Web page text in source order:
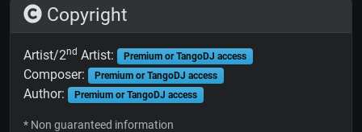
Copyright
Artist/2nd Artist: Premium or TangoDJ access
Composer: Premium or TangoDJ access
Author: Premium or TangoDJ access
* Non guaranteed information